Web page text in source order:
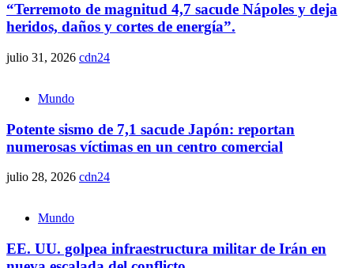
“Terremoto de magnitud 4,7 sacude Nápoles y deja
heridos, daños y cortes de energía”.
julio 31, 2026 cdn24
Mundo
Potente sismo de 7,1 sacude Japón: reportan
numerosas víctimas en un centro comercial
julio 28, 2026 cdn24
Mundo
EE. UU. golpea infraestructura militar de Irán en